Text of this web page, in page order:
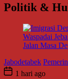
Politik &
Jabodetabek
1 hari ago